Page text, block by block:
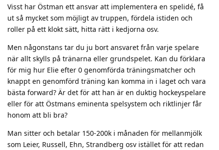
Visst har Östman ett ansvar att implementera en spelidé, få
ut så mycket som möjligt av truppen, fördela istiden och
roller på ett klokt sätt, hitta rätt i kedjorna osv.
Men någonstans tar du ju bort ansvaret från varje spelare
när allt skylls på tränarna eller grundspelet. Kan du förklara
för mig hur Elie efter 0 genomförda träningsmatcher och
knappt en genomförd träning kan komma in i laget och vara
bästa forward? Är det för att han är en duktig hockeyspelare
eller för att Östmans eminenta spelsystem och riktlinjer får
honom att bli bra?
Man sitter och betalar 150-200k i månaden för mellanmjölk
som Leier, Russell, Ehn, Strandberg osv istället för att redan